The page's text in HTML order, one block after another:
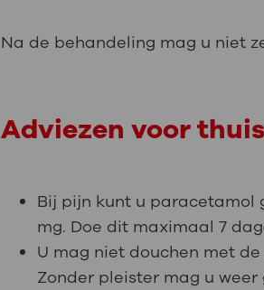
Na de behandeling mag u niet
Adviezen voor thuis
Bij pijn kunt u paracetamol
mg. Doe dit maximaal 7
U mag niet douchen met
Zonder pleister mag u weer